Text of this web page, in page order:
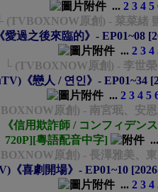
... 2 3 4 5
└ (TVBOXNOW原創) - 菜菜緒
過之後來臨的》- EP01~08
... 2 3 4
└ (TVBOXNOW原創) - 李世
《戀人 / 연인》- EP01~34
... 2 3 4 5
原創) - 南宮珉、安
信用欺詐師 / コンフィデン
720P][粵語配音中字]
原創) - 長澤雅美、
《喜劇開場》- EP01~10
... 2 3 4